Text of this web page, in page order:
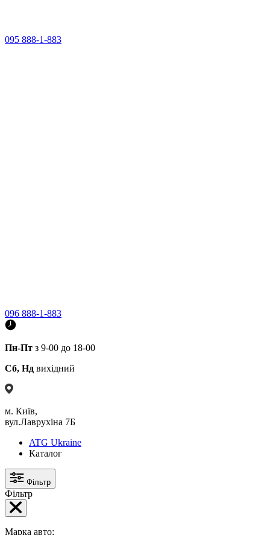
095 888-1-883
096 888-1-883
Пн-Пт з 9-00 до 18-00
Сб, Нд вихідний
м. Київ,
вул.Лаврухіна 7Б
ATG Ukraine
Каталог
Фільтр
Фільтр
Марка авто: